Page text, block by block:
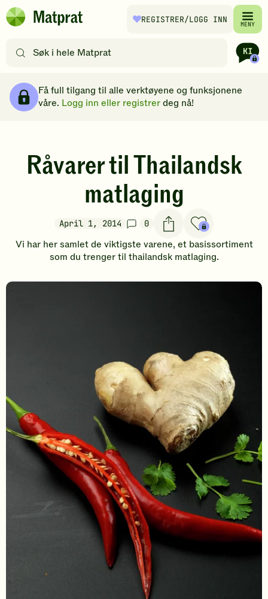
Hopp til hovedinnhold
Matprat
REGISTRER/LOGG INN MENY
etter
filtre
Få full tilgang til alle verktøyene og funksjonene
våre. Logg inn eller registrerdeg nå!
Råvarer til Thailandsk
matlaging
April 1, 2014 0
Vi har her samlet de viktigste varene, et basissortiment
som du trenger til thailandsk matlaging.